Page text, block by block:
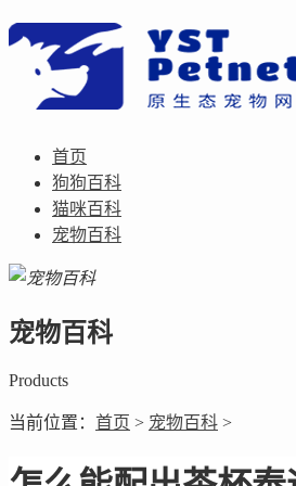
首页
狗狗百科
猫咪百科
宠物百科
宠物百科
Products
当前位置： 首页 > 宠物百科 >